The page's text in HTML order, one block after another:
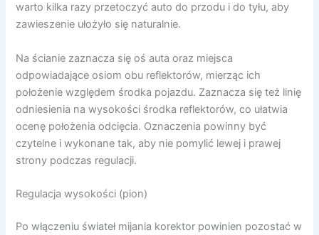
warto kilka razy przetoczyć auto do przodu i do tyłu, aby
zawieszenie ułożyło się naturalnie.
Na ścianie zaznacza się oś auta oraz miejsca
odpowiadające osiom obu reflektorów, mierząc ich
położenie względem środka pojazdu. Zaznacza się też linię
odniesienia na wysokości środka reflektorów, co ułatwia
ocenę położenia odcięcia. Oznaczenia powinny być
czytelne i wykonane tak, aby nie pomylić lewej i prawej
strony podczas regulacji.
Regulacja wysokości (pion)
Po włączeniu świateł mijania korektor powinien pozostać w